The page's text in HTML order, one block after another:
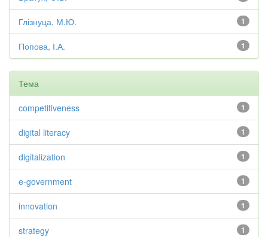
1
Глізнуца, М.Ю.
1
Попова, І.А.
Тема
1
competitiveness
1
digital literacy
1
digitalization
1
e-government
1
innovation
1
strategy